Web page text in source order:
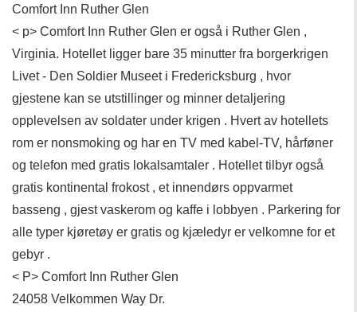
Comfort Inn Ruther Glen
< p> Comfort Inn Ruther Glen er også i Ruther Glen ,
Virginia. Hotellet ligger bare 35 minutter fra borgerkrigen
Livet - Den Soldier Museet i Fredericksburg , hvor
gjestene kan se utstillinger og minner detaljering
opplevelsen av soldater under krigen . Hvert av hotellets
rom er nonsmoking og har en TV med kabel-TV, hårføner
og telefon med gratis lokalsamtaler . Hotellet tilbyr også
gratis kontinental frokost , et innendørs oppvarmet
basseng , gjest vaskerom og kaffe i lobbyen . Parkering for
alle typer kjøretøy er gratis og kjæledyr er velkomne for et
gebyr .
< P> Comfort Inn Ruther Glen
24058 Velkommen Way Dr.